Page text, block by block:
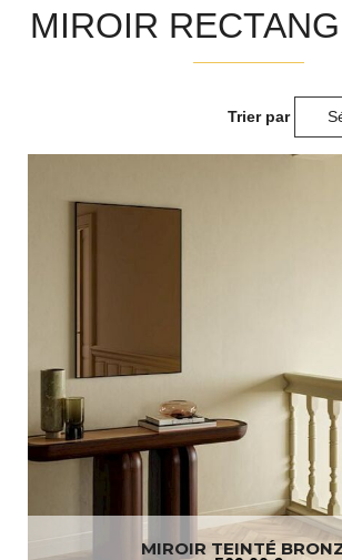
MIROIR
Trier par
MIROIR TEINTÉ